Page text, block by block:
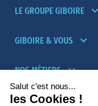
LE GROUPE GIBOIRE
GIBOIRE & VOUS
NOS MÉTIERS
PARTENAIRES